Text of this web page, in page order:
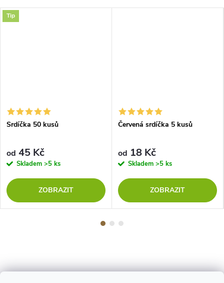
Tip
Srdíčka 50 kusů
od 45 Kč
Skladem >5 ks
ZOBRAZIT
Červená srdíčka 5 kusů
od 18 Kč
Skladem >5 ks
ZOBRAZIT